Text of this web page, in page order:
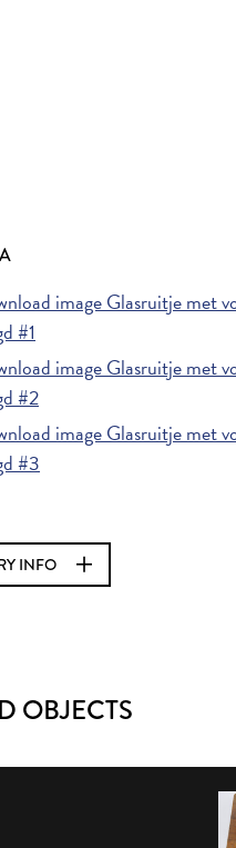
image Glasruitje met
#1
image Glasruitje met
#2
image Glasruitje met
#3
INFO
OBJECTS